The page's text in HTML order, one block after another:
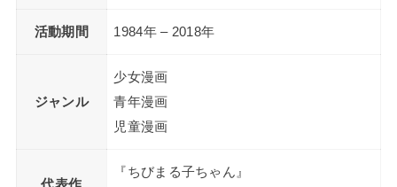
活動期間 1984年 – 2018年
ジャンル
少女漫画
青年漫画
児童漫画
『ちびまる子ちゃん』